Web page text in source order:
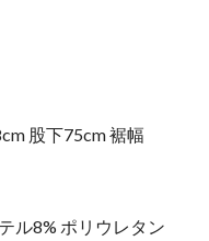
股下75cm 裾幅
ル8% ポリウレタン